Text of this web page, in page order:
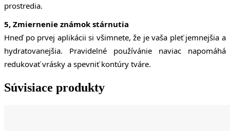
prostredia.
5, Zmiernenie známok stárnutia
Hneď po prvej aplikácii si všimnete, že je vaša pleť jemnejšia a
hydratovanejšia. Pravidelné používánie naviac napomáhá
redukovať vrásky a spevniť kontúry tváre.
Súvisiace produkty